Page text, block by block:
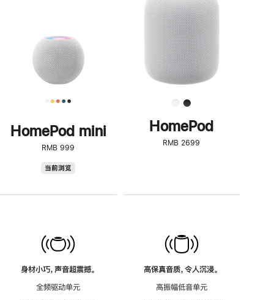
HomePod mini
RMB 999
当前浏览
身材小巧，声音超震撼。
全频驱动单元
了
解
HomePod<
HomePod
RMB 2699
高保真音质，令人沉浸。
高振幅低音单元